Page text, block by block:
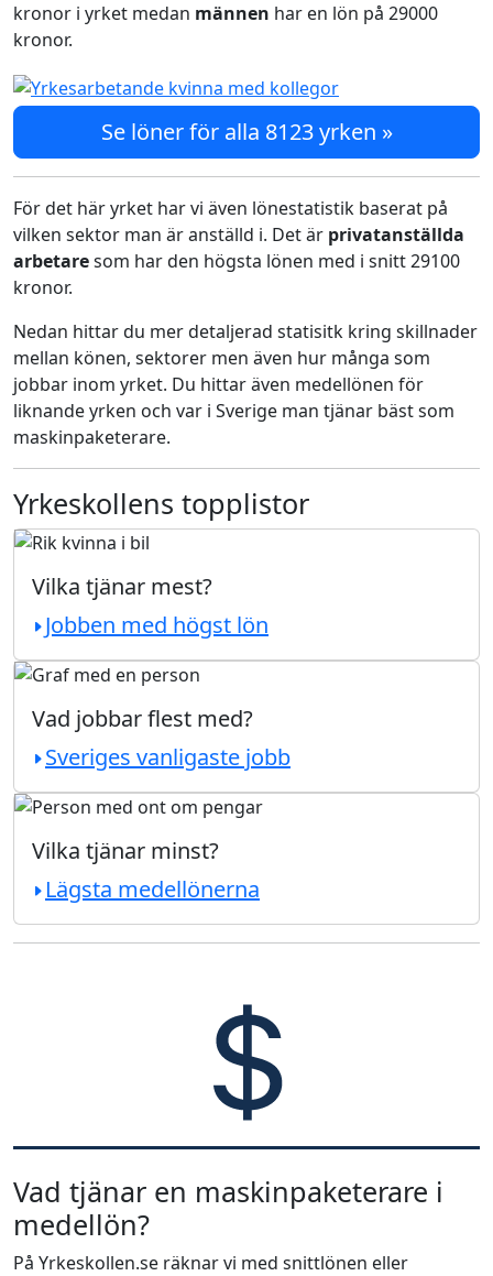
kronor i yrket medan männen har en lön på 29000
kronor.
Se löner för alla 8123 yrken »
För det här yrket har vi även lönestatistik baserat på
vilken sektor man är anställd i. Det är privatanställda
arbetaresom har den högsta lönen med i snitt 29100
kronor.
Nedan hittar du mer detaljerad statisitk kring skillnader
mellan könen, sektorer men även hur många som
jobbar inom yrket. Du hittar även medellönen för
liknande yrken och var i Sverige man tjänar bäst som
maskinpaketerare.
Yrkeskollens topplistor
Vilka tjänar mest?
Jobben med högst lön
Vad jobbar flest med?
Sveriges vanligaste jobb
Vilka tjänar minst?
Lägsta medellönerna
Vad tjänar en maskinpaketerare i
medellön?
På Yrkeskollen.se räknar vi med snittlönen eller